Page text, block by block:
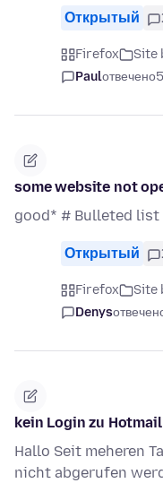
Открытый
Firefox Site
Paulотвечено
some website not
good* # Bulleted list
Открытый
Firefox Site
Denys
kein Login zu
Hallo Seit meheren
nicht abgerufen